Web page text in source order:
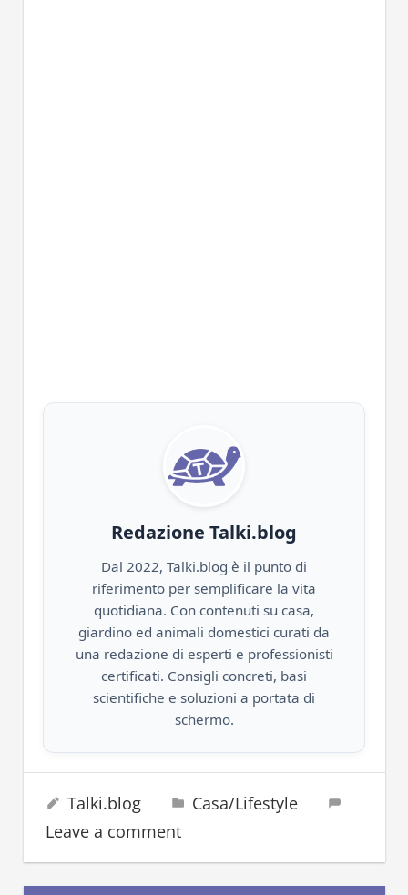
Redazione Talki.blog
Dal 2022, Talki.blog è il punto di
riferimento per semplificare la vita
quotidiana. Con contenuti su casa,
giardino ed animali domestici curati da
una redazione di esperti e professionisti
certificati. Consigli concreti, basi
scientifiche e soluzioni a portata di
schermo.
fienile10 Aprile 2023
Talki.blog
Casa/Lifestyle
Leave a comment